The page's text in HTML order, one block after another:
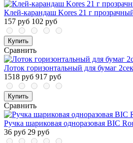
Клей-карандаш Kores 21 г
157 руб 102 руб
Купить
Сравнить
Лоток горизонтальный для бумаг
1518 руб 917 руб
Купить
Сравнить
Ручка шариковая одноразовая BIC
36 руб 29 руб